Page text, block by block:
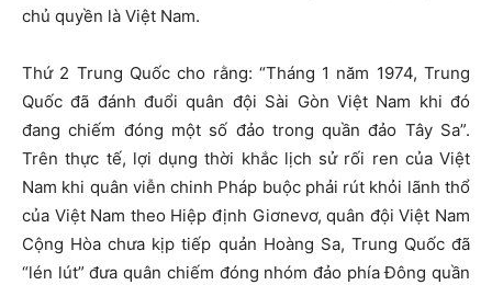
chủ quyền là Việt Nam.
Thứ 2 Trung Quốc cho rằng: “Tháng 1 năm 1974, Trung
Quốc đã đánh đuổi quân đội Sài Gòn Việt Nam khi đó
đang chiếm đóng một số đảo trong quần đảo Tây Sa”.
Trên thực tế, lợi dụng thời khắc lịch sử rối ren của Việt
Nam khi quân viễn chinh Pháp buộc phải rút khỏi lãnh thổ
của Việt Nam theo Hiệp định Giơnevơ, quân đội Việt Nam
Cộng Hòa chưa kịp tiếp quản Hoàng Sa, Trung Quốc đã
“lén lút” đưa quân chiếm đóng nhóm đảo phía Đông quần